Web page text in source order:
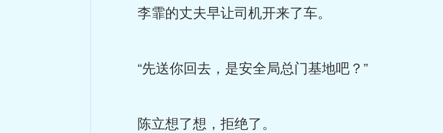
李霏的丈夫早让司机开来了车。
“先送你回去，是安全局总门基地吧？”
陈立想了想，拒绝了。